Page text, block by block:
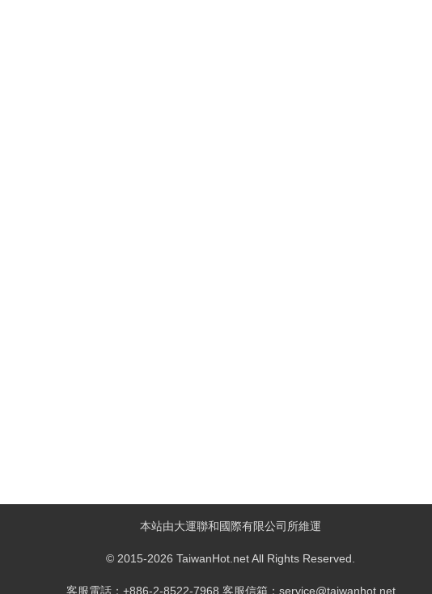
本站由大運聯和國際有限公司所維運
© 2015-2026 TaiwanHot.net All Rights Reserved.
客服電話：+886-2-8522-7968 客服信箱：service@taiwanhot.net